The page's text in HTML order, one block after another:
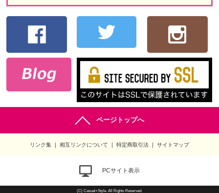
ページトップへ
リンク集 相互リンクについて 特定商取引法 サイトマップ
PCサイト表示
(C) Casual+Style. All Rights Reserved.